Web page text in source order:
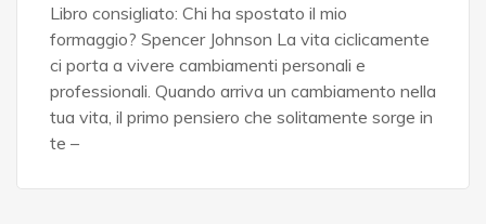
Libro consigliato: Chi ha spostato il mio
formaggio? Spencer Johnson La vita ciclicamente
ci porta a vivere cambiamenti personali e
professionali. Quando arriva un cambiamento nella
tua vita, il primo pensiero che solitamente sorge in
te –